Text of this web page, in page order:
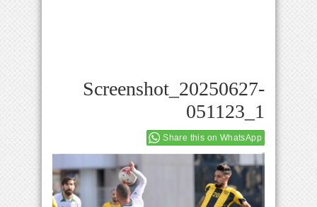
Screenshot_20250627-
051123_1
Share this on WhatsApp